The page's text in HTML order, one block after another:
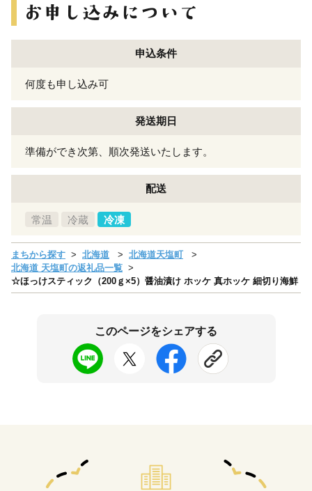
申込条件
何度も申し込み可
発送期日
準備ができ次第、順次発送いたします。
配送
常温 冷蔵 冷凍
まちから探す 北海道
北海道天塩町
北海道 天塩町の返礼品一覧
☆ほっけスティック（200ｇ×5）醤油漬け ホッケ 真ホッケ 細切り海鮮
このページをシェアする